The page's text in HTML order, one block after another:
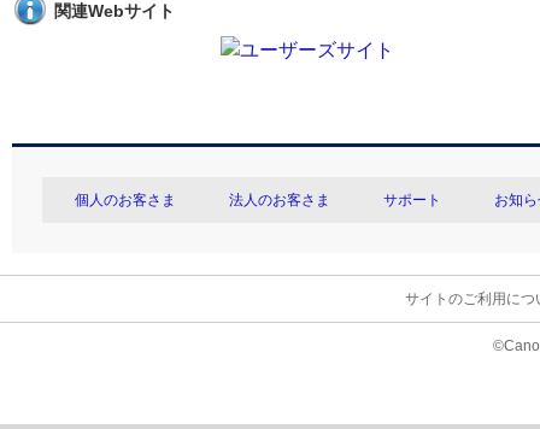
関連Webサイト
個人のお客さま 法人のお客さま サポート お知
サイトのご利用につ